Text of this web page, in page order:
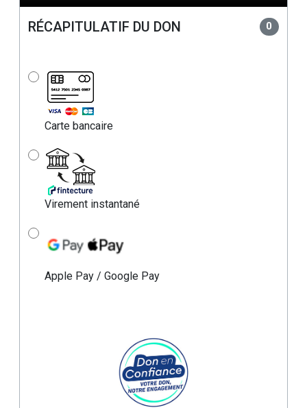
RÉCAPITULATIF DU DON 0
Carte bancaire
Virement instantané
Apple Pay / Google Pay